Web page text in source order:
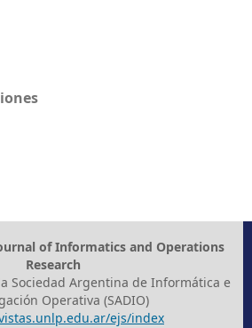
of Informatics and Operations
Research
Sociedad Argentina de Informática e
Operativa (SADIO)
ejs/index